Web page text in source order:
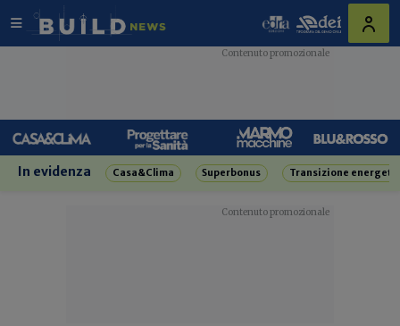
In evidenza Casa&Clima Superbonus Transizione